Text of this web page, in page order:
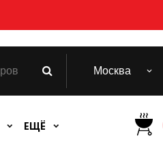
Москва
ЕЩЁ